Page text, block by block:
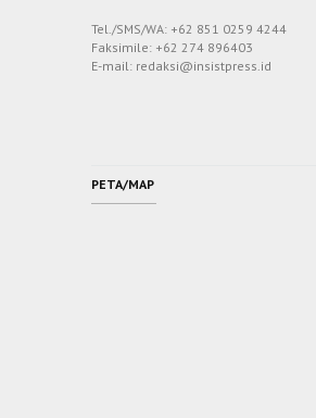
Tel./SMS/WA: +62 851 0259 4244
Faksimile: +62 274 896403
E-mail: redaksi@insistpress.id
PETA/MAP